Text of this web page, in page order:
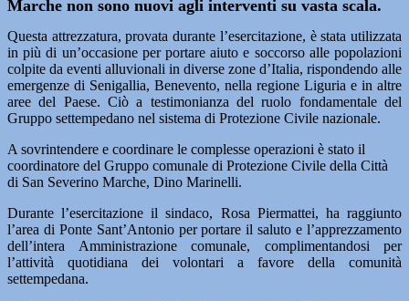
Marche non sono nuovi agli interventi su vasta scala.
Questa attrezzatura, provata durante l’esercitazione, è stata utilizzata
in più di un’occasione per portare aiuto e soccorso alle popolazioni
colpite da eventi alluvionali in diverse zone d’Italia, rispondendo alle
emergenze di Senigallia, Benevento, nella regione Liguria e in altre
aree del Paese. Ciò a testimonianza del ruolo fondamentale del
Gruppo settempedano nel sistema di Protezione Civile nazionale.
A sovrintendere e coordinare le complesse operazioni è stato il
coordinatore del Gruppo comunale di Protezione Civile della Città
di San Severino Marche, Dino Marinelli.
Durante l’esercitazione il sindaco, Rosa Piermattei, ha raggiunto
l’area di Ponte Sant’Antonio per portare il saluto e l’apprezzamento
dell’intera Amministrazione comunale, complimentandosi per
l’attività quotidiana dei volontari a favore della comunità
settempedana.